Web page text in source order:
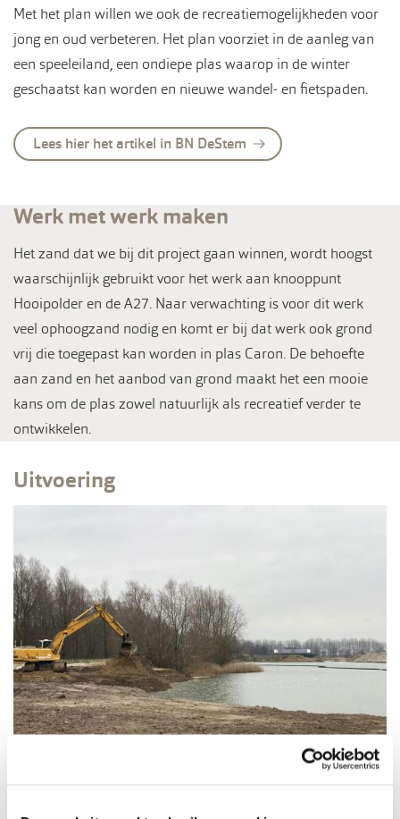
Met het plan willen we ook de recreatiemogelijkheden voor
jong en oud verbeteren. Het plan voorziet in de aanleg van
een speeleiland, een ondiepe plas waarop in de winter
geschaatst kan worden en nieuwe wandel- en fietspaden.
Lees hier het artikel in BN DeStem
Werk met werk maken
Het zand dat we bij dit project gaan winnen, wordt hoogst
waarschijnlijk gebruikt voor het werk aan knooppunt
Hooipolder en de A27. Naar verwachting is voor dit werk
veel ophoogzand nodig en komt er bij dat werk ook grond
vrij die toegepast kan worden in plas Caron. De behoefte
aan zand en het aanbod van grond maakt het een mooie
kans om de plas zowel natuurlijk als recreatief verder te
ontwikkelen.
Uitvoering
Na een zorgvuldige voorbereiding zijn we sinds eind 2021